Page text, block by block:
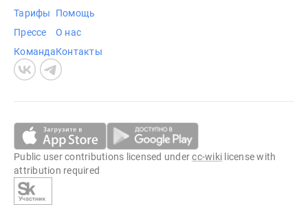
Тарифы
Прессе
Команда
Помощь
О нас
Контакты
Public user contributions licensed undercc-wiki license with
attribution required